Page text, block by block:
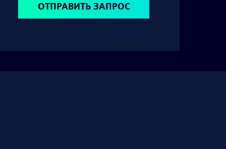
ОТПРАВИТЬ ЗАПРОС